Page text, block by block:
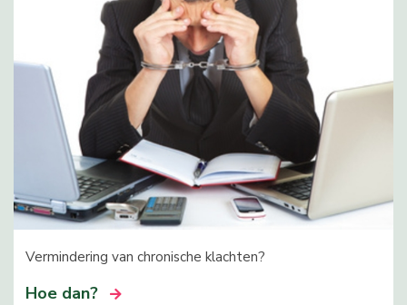
Vermindering van chronische klachten?
Hoe dan?